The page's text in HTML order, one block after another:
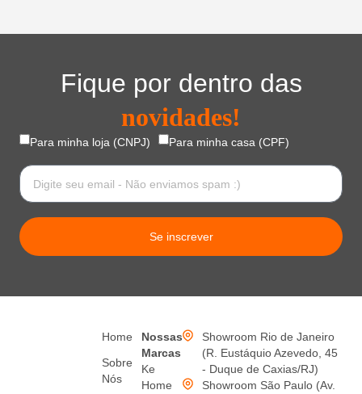
Fique por dentro das
novidades!
Para minha loja (CNPJ) Para minha casa (CPF)
Se inscrever
Home
Sobre
Nós
Nossas
Marcas
Ke
Home
Showroom Rio de Janeiro
(R. Eustáquio Azevedo, 45
- Duque de Caxias/RJ)
Showroom São Paulo (Av.